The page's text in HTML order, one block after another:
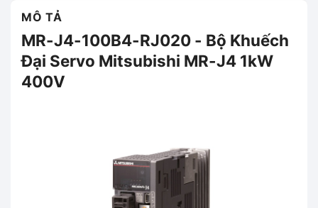
MÔ TẢ
MR-J4-100B4-RJ020 - Bộ Khuếch
Đại Servo Mitsubishi MR-J4 1kW
400V